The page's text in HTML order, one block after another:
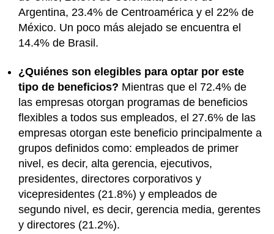
Argentina, 23.4% de Centroamérica y el 22% de
México. Un poco más alejado se encuentra el
14.4% de Brasil.
¿Quiénes son elegibles para optar por este
tipo de beneficios? Mientras que el 72.4% de
las empresas otorgan programas de beneficios
flexibles a todos sus empleados, el 27.6% de las
empresas otorgan este beneficio principalmente a
grupos definidos como: empleados de primer
nivel, es decir, alta gerencia, ejecutivos,
presidentes, directores corporativos y
vicepresidentes (21.8%) y empleados de
segundo nivel, es decir, gerencia media, gerentes
y directores (21.2%).